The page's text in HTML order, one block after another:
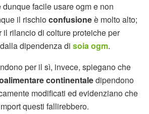
facile usare ogm e non
il rischioconfusioneè molto alto;
rilancio di colture proteiche per
dipendenza di soia ogm.
per il sì, invece, spiegano che
continentaledipendono
modificati ed evidenziano che
questi fallirebbero.